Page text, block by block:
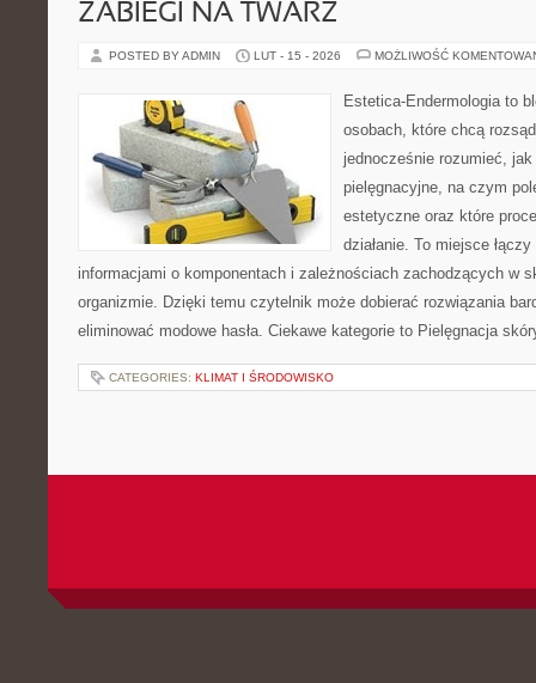
ZABIEGI NA TWARZ
POSTED BY ADMIN LUT - 15 - 2026 MOŻLIWOŚĆ
Estetica-Endermologia to
osobach, które chcą
jednocześnie rozumieć, jak
pielęgnacyjne, na czym
estetyczne oraz które
działanie. To miejsce
informacjami o komponentach i zależnościach zachodzących w
organizmie. Dzięki temu czytelnik może dobierać rozwiązania
eliminować modowe hasła. Ciekawe kategorie to Pielęgnacja
CATEGORIES: KLIMAT I ŚRODOWISKO